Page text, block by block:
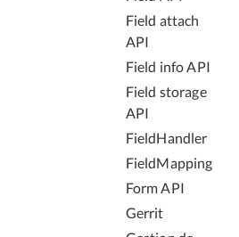
Field attach
API
Field info API
Field storage
API
FieldHandler
FieldMapping
Form API
Gerrit